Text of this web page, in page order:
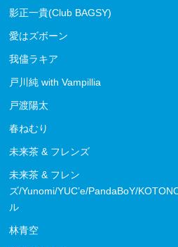
影正一貴(Club BAGSY)
愛はズボーン
我儘ラキア
戸川純 with Vampillia
戸渡陽太
春ねむり
未来茶 & フレンズ
未来茶 & フレン
ズ/Yunomi/YUC’e/PandaBoY/
ル
林青空